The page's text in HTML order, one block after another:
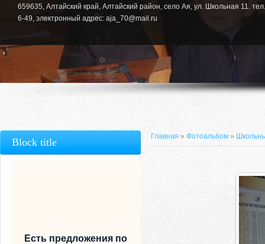
659635, Алтайский край, Алтайский район, село Ая, ул. Школьная 11.
6-49, электронный адрес: aja_70@mail.ru
Главная » Фотоальбом »
Block title
Есть предложения по